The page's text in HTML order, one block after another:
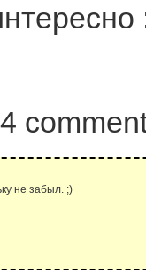
4
не забыл. ;)